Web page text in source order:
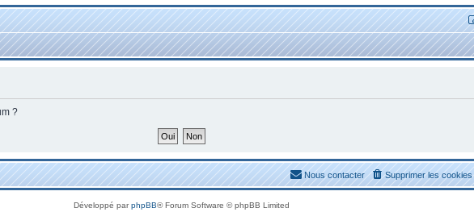
?
Supprimer les cookies
Nous contacter
Développé parphpBB® Forum Software © phpBB Limited